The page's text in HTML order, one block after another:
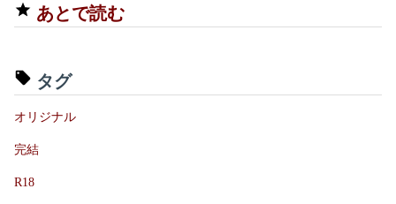
あとで読む
タグ
オリジナル
完結
R18